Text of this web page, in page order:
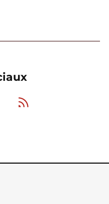
Github